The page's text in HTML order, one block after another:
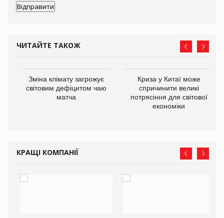
ЧИТАЙТЕ ТАКОЖ
Зміна клімату загрожує
світовим дефіцитом чаю
матча
Криза у Китаї може
спричинити великі
потрясіння для світової
економіки
КРАЩІ КОМПАНІЇ